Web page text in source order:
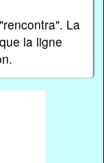
La
la ligne